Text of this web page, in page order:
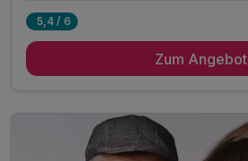
1 x reichhaltiges Frühstück vom Buffet
inkl. kuscheliger Leih-Saunatuch
inkl. Parkplatz
5,4 / 6
Zum Angebot